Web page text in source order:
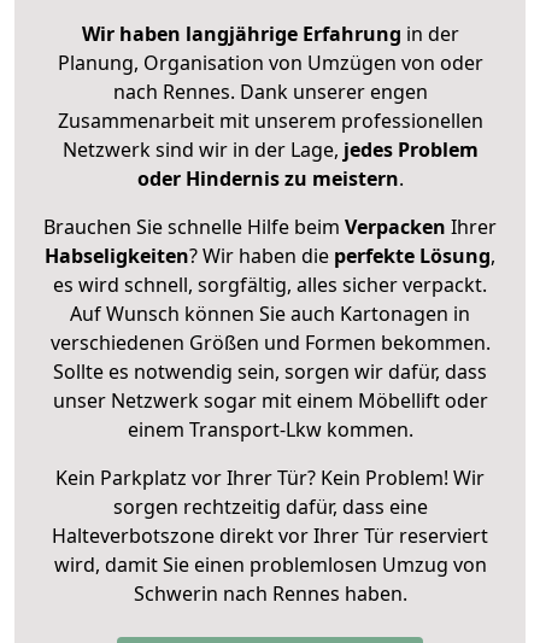
Wir haben langjährige Erfahrung in der
Planung, Organisation von Umzügen von oder
nach Rennes. Dank unserer engen
Zusammenarbeit mit unserem professionellen
Netzwerk sind wir in der Lage, jedes Problem
oder Hindernis zu meistern.
Brauchen Sie schnelle Hilfe beim Verpacken Ihrer
Habseligkeiten? Wir haben die perfekte Lösung,
es wird schnell, sorgfältig, alles sicher verpackt.
Auf Wunsch können Sie auch Kartonagen in
verschiedenen Größen und Formen bekommen.
Sollte es notwendig sein, sorgen wir dafür, dass
unser Netzwerk sogar mit einem Möbellift oder
einem Transport-Lkw kommen.
Kein Parkplatz vor Ihrer Tür? Kein Problem! Wir
sorgen rechtzeitig dafür, dass eine
Halteverbotszone direkt vor Ihrer Tür reserviert
wird, damit Sie einen problemlosen Umzug von
Schwerin nach Rennes haben.